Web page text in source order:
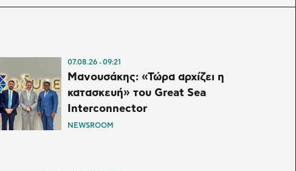
07.08.26 09:21
Μανουσάκης: «Τώρα αρχίζει η
κατασκευή» του Great Sea
Interconnector
NEWSROOM